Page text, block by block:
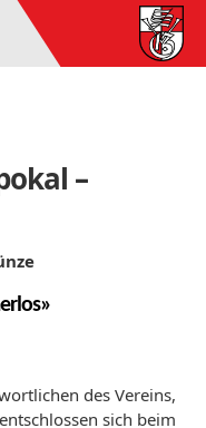
–
des Vereins,
sich beim